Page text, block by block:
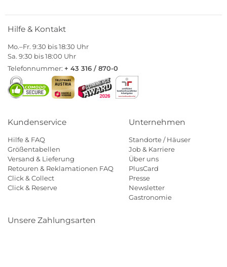
Hilfe & Kontakt
Mo.–Fr. 9:30 bis 18:30 Uhr
Sa. 9:30 bis 18:00 Uhr
Telefonnummer: + 43 316 / 870-0
Kundenservice
Hilfe & FAQ
Größentabellen
Versand & Lieferung
Retouren & Reklamationen FAQ
Click & Collect
Click & Reserve
Unternehmen
Standorte / Häuser
Job & Karriere
Über uns
PlusCard
Presse
Newsletter
Gastronomie
Unsere Zahlungsarten